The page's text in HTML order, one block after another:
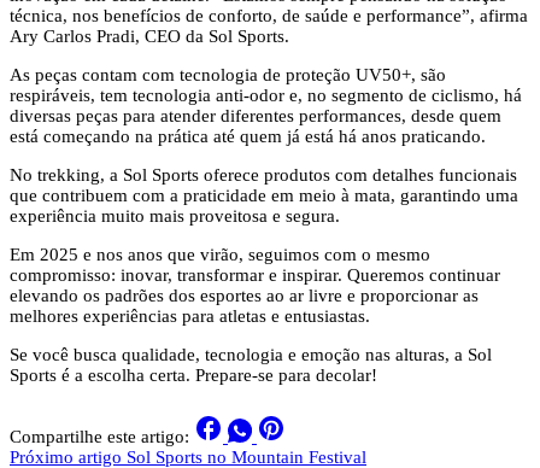
técnica, nos benefícios de conforto, de saúde e performance”, afirma
Ary Carlos Pradi, CEO da Sol Sports.
As peças contam com tecnologia de proteção UV50+, são
respiráveis, tem tecnologia anti-odor e, no segmento de ciclismo, há
diversas peças para atender diferentes performances, desde quem
está começando na prática até quem já está há anos praticando.
No trekking, a Sol Sports oferece produtos com detalhes funcionais
que contribuem com a praticidade em meio à mata, garantindo uma
experiência muito mais proveitosa e segura.
Em 2025 e nos anos que virão, seguimos com o mesmo
compromisso: inovar, transformar e inspirar. Queremos continuar
elevando os padrões dos esportes ao ar livre e proporcionar as
melhores experiências para atletas e entusiastas.
Se você busca qualidade, tecnologia e emoção nas alturas, a Sol
Sports é a escolha certa. Prepare-se para decolar!
Compartilhe este artigo:
Próximo artigo Sol Sports no Mountain Festival